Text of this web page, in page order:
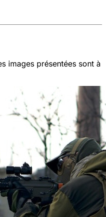
images présentées sont à